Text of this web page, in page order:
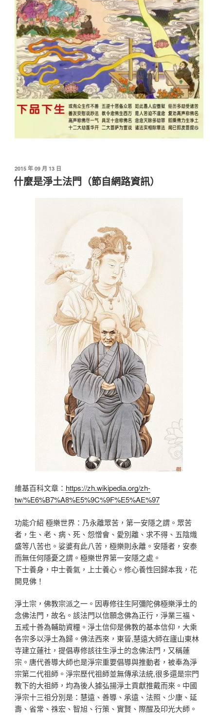
發
佈
於
2015 年 09 月 13 日
什麼是淨土法門（節自網路資訊）
維基百科文章： https://zh.wikipedia.org/zh-
tw/%E6%B7%A8%E5%9C%9F%E5%AE%97
功能介紹 極樂世界：乃永離眾苦，第一安隱之謂。眾苦
者，生、老、病、死、怨憎會、愛別離、求不得、五陰熾
盛等八苦也。娑婆有此八苦，極樂則永離。安隱者，安泰
而無任何隱憂之謂。極樂世界第一安隱之處。
下士養身，中士養氣，上士養心。修心養性回歸本我，花
開見佛！
淨土宗，佛教宗派之一。因專修往生阿彌陀佛極樂淨土的
念佛法門，故名。該法門以信願念佛為正行，淨業三福、
五戒十善為輔助資糧。淨土信仰是佛教的基本信仰，大乘
各宗多以淨土為歸。佛法西來，東晉,慧遠大師在廬山東林
寺建立蓮社，提倡專修該往生淨土的念佛法門，又稱蓮
宗。唐代善導大師也是淨宗重要倡導與推動者，被奉為淨
宗第二代祖師。淨宗歷代祖師並無傳承法統,很多還是宗門
教下的大祖師，均為後人據弘揚淨土貢獻推戴而來。中國
淨宗十三祖分別是：慧遠、善導、承遠、法照、少康、延
壽、省常、祩宏、智旭、行策、實賢、際醒及印光大師。